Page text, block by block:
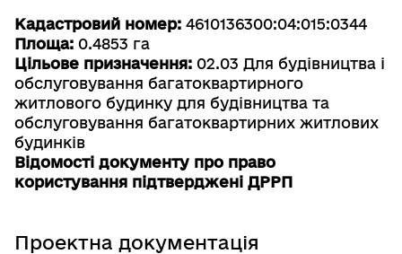
Кадастровий номер: 4610136300:04:015:0344
Площа: 0.4853 га
Цільове призначення: 02.03 Для будівництва і
обслуговування багатоквартирного
житлового будинку для будівництва та
обслуговування багатоквартирних житлових
будинків
Відомості документу про право
користування підтверджені ДРРП
Проектна документація